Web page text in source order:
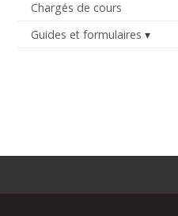
Chargés de cours
Guides et formulaires